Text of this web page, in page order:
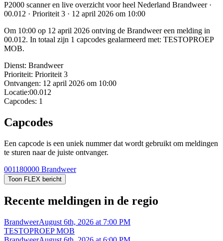
P2000 scanner en live overzicht voor heel Nederland Brandweer ·
00.012 · Prioriteit 3 · 12 april 2026 om 10:00
Om 10:00 op 12 april 2026 ontving de Brandweer een melding in
00.012. In totaal zijn 1 capcodes gealarmeerd met: TESTOPROEP
MOB.
Dienst: Brandweer
Prioriteit: Prioriteit 3
Ontvangen: 12 april 2026 om 10:00
Locatie:00.012
Capcodes: 1
Capcodes
Een capcode is een uniek nummer dat wordt gebruikt om meldingen
te sturen naar de juiste ontvanger.
001180000 Brandweer
Toon FLEX bericht
Recente meldingen in de regio
BrandweerAugust 6th, 2026 at 7:00 PM
TESTOPROEP MOB